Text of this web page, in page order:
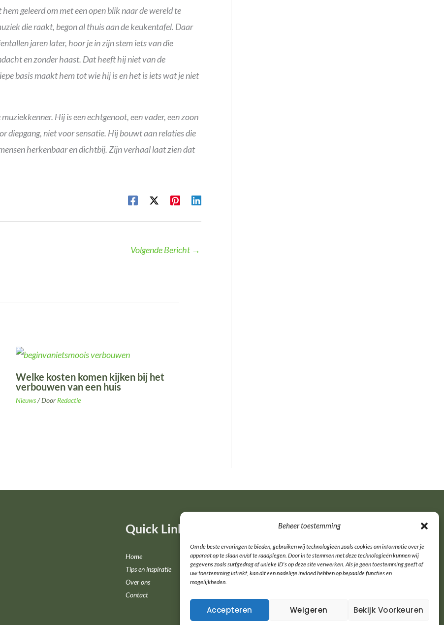
Beheer toestemming
Om de beste ervaringen te bieden, gebruiken wij technologieën zoals cookies om informatie over je
apparaat op te slaan en/of te raadplegen. Door in te stemmen met deze technologieën kunnen wij
gegevens zoals surfgedrag of unieke ID's op deze site verwerken. Als je geen toestemming geeft of
uw toestemming intrekt, kan dit een nadelige invloed hebben op bepaalde functies en
mogelijkheden.
Accepteren Weigeren Bekijk Voorkeuren
geleerd om met een open blik naar de wereld te
die raakt, begon al thuis aan de keukentafel. Daar
jaren later, hoor je in zijn stem iets van die
en zonder haast. Dat heeft hij niet van de
basis maakt hem tot wie hij is en het is iets wat je niet
Hij is een echtgenoot, een vader, een zoon
diepgang, niet voor sensatie. Hij bouwt aan relaties die
herkenbaar en dichtbij. Zijn verhaal laat zien dat
Volgende Bericht →
Welke kosten komen kijken bij het
verbouwen van een huis
Nieuws/ Door Redactie
Quick Links
Home
Tips en inspiratie
Over ons
Contact
Categorieën
Minder afval
Nieuws
Thuis afval scheiden